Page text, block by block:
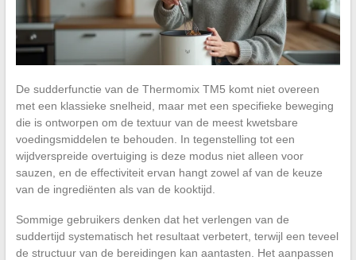
De sudderfunctie van de Thermomix TM5 komt niet overeen
met een klassieke snelheid, maar met een specifieke beweging
die is ontworpen om de textuur van de meest kwetsbare
voedingsmiddelen te behouden. In tegenstelling tot een
wijdverspreide overtuiging is deze modus niet alleen voor
sauzen, en de effectiviteit ervan hangt zowel af van de keuze
van de ingrediënten als van de kooktijd.
Sommige gebruikers denken dat het verlengen van de
suddertijd systematisch het resultaat verbetert, terwijl een teveel
de structuur van de bereidingen kan aantasten. Het aanpassen